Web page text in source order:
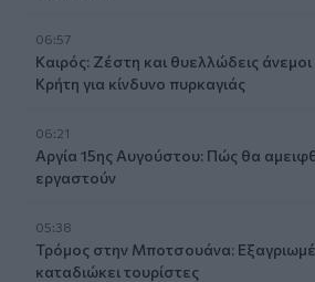
06:57
Καιρός: Ζέστη και θυελλώδεις
Κρήτη για κίνδυνο πυρκαγιάς
06:21
Αργία 15ης Αυγούστου: Πώς θα
εργαστούν
05:38
Τρόμος στην Μποτσουάνα:
καταδιώκει τουρίστες